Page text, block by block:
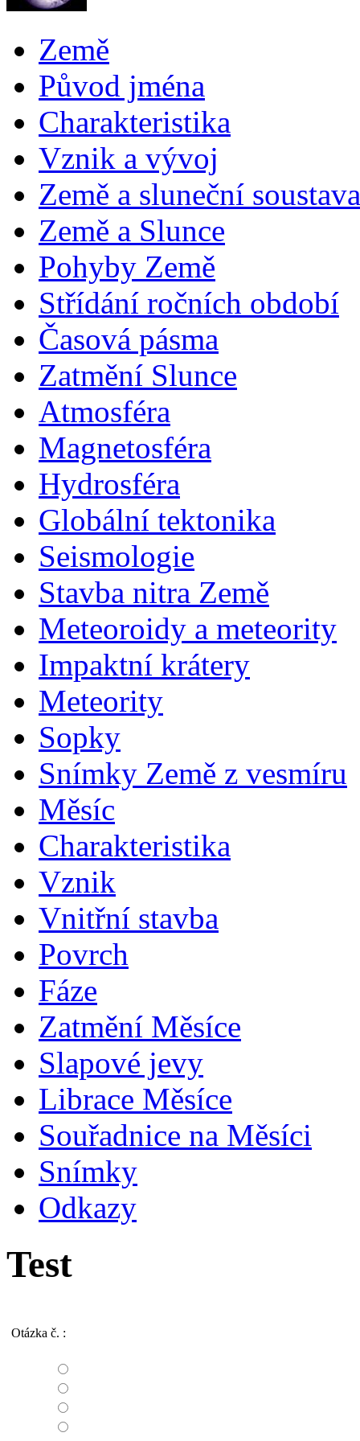
Země
Původ jména
Charakteristika
Vznik a vývoj
Země a sluneční soustava
Země a Slunce
Pohyby Země
Střídání ročních období
Časová pásma
Zatmění Slunce
Atmosféra
Magnetosféra
Hydrosféra
Globální tektonika
Seismologie
Stavba nitra Země
Meteoroidy a meteority
Impaktní krátery
Meteority
Sopky
Snímky Země z vesmíru
Měsíc
Charakteristika
Vznik
Vnitřní stavba
Povrch
Fáze
Zatmění Měsíce
Slapové jevy
Librace Měsíce
Souřadnice na Měsíci
Snímky
Odkazy
Test
Otázka č. :